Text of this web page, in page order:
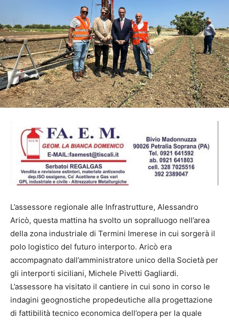
L’assessore regionale alle Infrastrutture, Alessandro
Aricò, questa mattina ha svolto un sopralluogo nell’area
della zona industriale di Termini Imerese in cui sorgerà il
polo logistico del futuro interporto. Aricò era
accompagnato dall’amministratore unico della Società per
gli interporti siciliani, Michele Pivetti Gagliardi.
L’assessore ha visitato il cantiere in cui sono in corso le
indagini geognostiche propedeutiche alla progettazione
di fattibilità tecnico economica dell’opera per la quale